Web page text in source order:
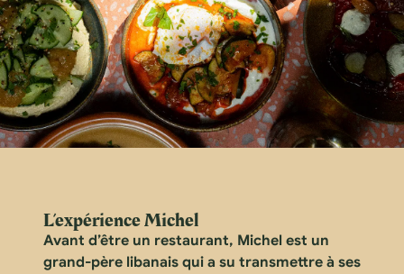
L’expérience Michel
Avant d’être un restaurant, Michel est un
grand-père libanais qui a su transmettre à ses